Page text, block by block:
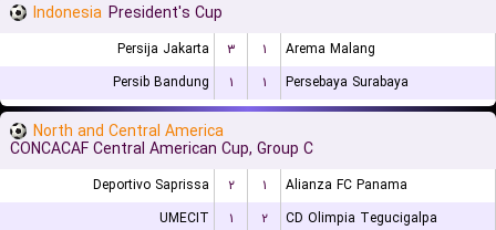
Indonesia President's Cup
Persija Jakarta ۳ ۱
Arema Malang
Persib Bandung
۱ ۱ Persebaya Surabaya
North and Central America
CONCACAF Central American Cup, Group C
Deportivo Saprissa ۲ ۱
Alianza FC Panama
UMECIT
۱ ۲ CD Olimpia Tegucigalpa